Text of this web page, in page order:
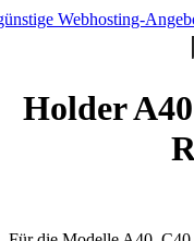
Holder